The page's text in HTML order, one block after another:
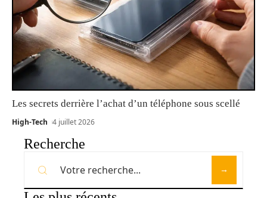
Les secrets derrière l’achat d’un téléphone sous scellé
High-Tech 4 juillet 2026
Recherche